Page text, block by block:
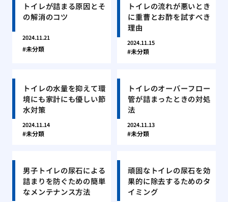
トイレが詰まる原因とそ
の解消のコツ
2024.11.21
未分類
トイレの流れが悪いとき
に重曹とお酢を試すべき
理由
2024.11.15
未分類
トイレの水量を抑えて環
境にも家計にも優しい節
水対策
2024.11.14
未分類
トイレのオーバーフロー
管が詰まったときの対処
法
2024.11.13
未分類
男子トイレの尿石による
詰まりを防ぐための簡単
なメンテナンス方法
頑固なトイレの尿石を効
果的に除去するためのタ
イミング